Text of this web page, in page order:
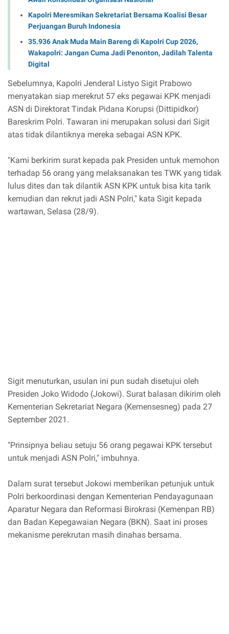
Kapolri Meresmikan Sekretariat Bersama Koalisi Besar
Perjuangan Buruh Indonesia
35.936 Anak Muda Main Bareng di Kapolri Cup 2026,
Wakapolri: Jangan Cuma Jadi Penonton, Jadilah Talenta
Digital
Sebelumnya, Kapolri Jenderal Listyo Sigit Prabowo
menyatakan siap merekrut 57 eks pegawai KPK menjadi
ASN di Direktorat Tindak Pidana Korupsi (Dittipidkor)
Bareskrim Polri. Tawaran ini merupakan solusi dari Sigit
atas tidak dilantiknya mereka sebagai ASN KPK.
"Kami berkirim surat kepada pak Presiden untuk memohon
terhadap 56 orang yang melaksanakan tes TWK yang tidak
lulus dites dan tak dilantik ASN KPK untuk bisa kita tarik
kemudian dan rekrut jadi ASN Polri," kata Sigit kepada
wartawan, Selasa (28/9).
Sigit menuturkan, usulan ini pun sudah disetujui oleh
Presiden Joko Widodo (Jokowi). Surat balasan dikirim oleh
Kementerian Sekretariat Negara (Kemensesneg) pada 27
September 2021.
"Prinsipnya beliau setuju 56 orang pegawai KPK tersebut
untuk menjadi ASN Polri," imbuhnya.
Dalam surat tersebut Jokowi memberikan petunjuk untuk
Polri berkoordinasi dengan Kementerian Pendayagunaan
Aparatur Negara dan Reformasi Birokrasi (Kemenpan RB)
dan Badan Kepegawaian Negara (BKN). Saat ini proses
mekanisme perekrutan masih dinahas bersama.